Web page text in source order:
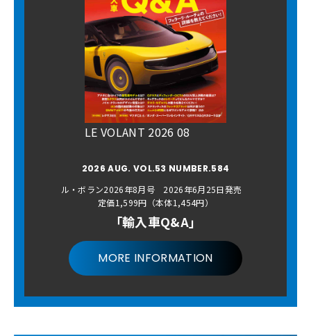
LE VOLANT 2026 08
2026 AUG. VOL.53 NUMBER.584
ル・ボラン2026年8月号 2026年6月25日発売
定価1,599円（本体1,454円）
「輸入車Q&A」
MORE INFORMATION